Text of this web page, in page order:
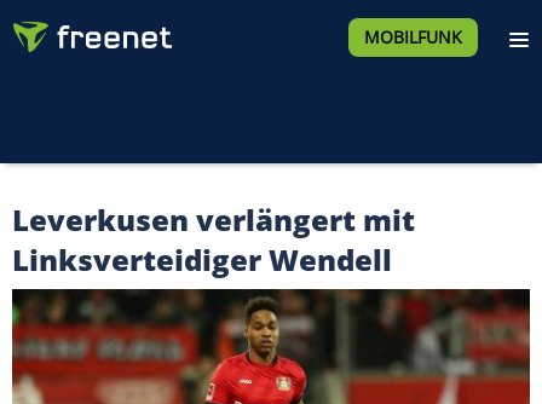
MOBILFUNK
Leverkusen verlängert mit
Linksverteidiger Wendell